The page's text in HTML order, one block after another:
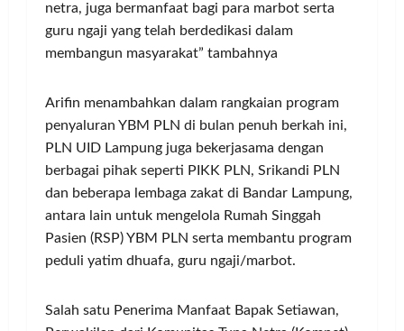
netra, juga bermanfaat bagi para marbot serta
guru ngaji yang telah berdedikasi dalam
membangun masyarakat” tambahnya
Arifin menambahkan dalam rangkaian program
penyaluran YBM PLN di bulan penuh berkah ini,
PLN UID Lampung juga bekerjasama dengan
berbagai pihak seperti PIKK PLN, Srikandi PLN
dan beberapa lembaga zakat di Bandar Lampung,
antara lain untuk mengelola Rumah Singgah
Pasien (RSP) YBM PLN serta membantu program
peduli yatim dhuafa, guru ngaji/marbot.
Salah satu Penerima Manfaat Bapak Setiawan,